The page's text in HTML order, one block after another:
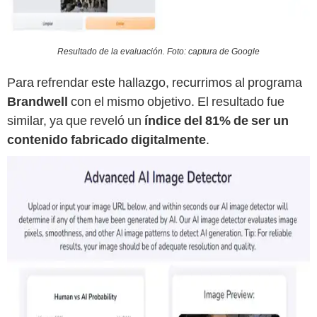
Resultado de la evaluación. Foto: captura de Google
Para refrendar este hallazgo, recurrimos al programa
Brandwell con el mismo objetivo. El resultado fue
similar, ya que reveló un índice del 81% de ser un
contenido fabricado digitalmente.